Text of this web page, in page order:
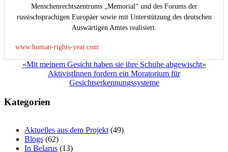
Menschenrechtszentrums „Memorial“ und des Forums der
russischsprachigen Europäer sowie mit Unterstützung des deutschen
Auswärtigen Amtes realisiert.
www.human-rights-year.com
Beitragsnavigation
«Mit meinem Gesicht haben sie ihre Schuhe abgewischt»
AktivistInnen fordern ein Moratorium für
Gesichtserkennungssysteme
Kategorien
Aktuelles aus dem Projekt (49)
Blogs (62)
In Belarus (13)